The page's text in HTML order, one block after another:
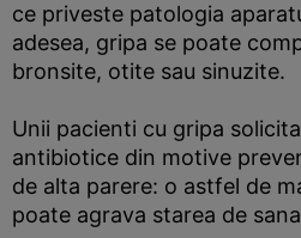
ce priveste patologia
adesea, gripa se poate
bronsite, otite sau sinuzite.
Unii pacienti cu gripa
antibiotice din motive
de alta parere: o astfel de
poate agrava starea de